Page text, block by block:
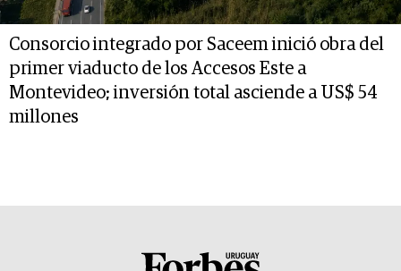
Consorcio integrado por Saceem inició obra del
primer viaducto de los Accesos Este a
Montevideo; inversión total asciende a US$ 54
millones